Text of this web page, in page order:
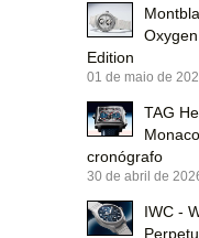
Edition
01 de maio de
TAG
cronógrafo
30 de abril de
IWC -